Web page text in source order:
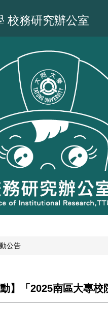
校務研究辦公室
公告
動】「2025南區大專